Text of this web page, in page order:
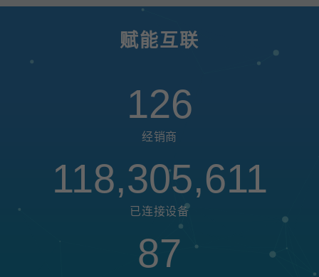
赋能互联
126
经销商
118,305,611
已连接设备
87